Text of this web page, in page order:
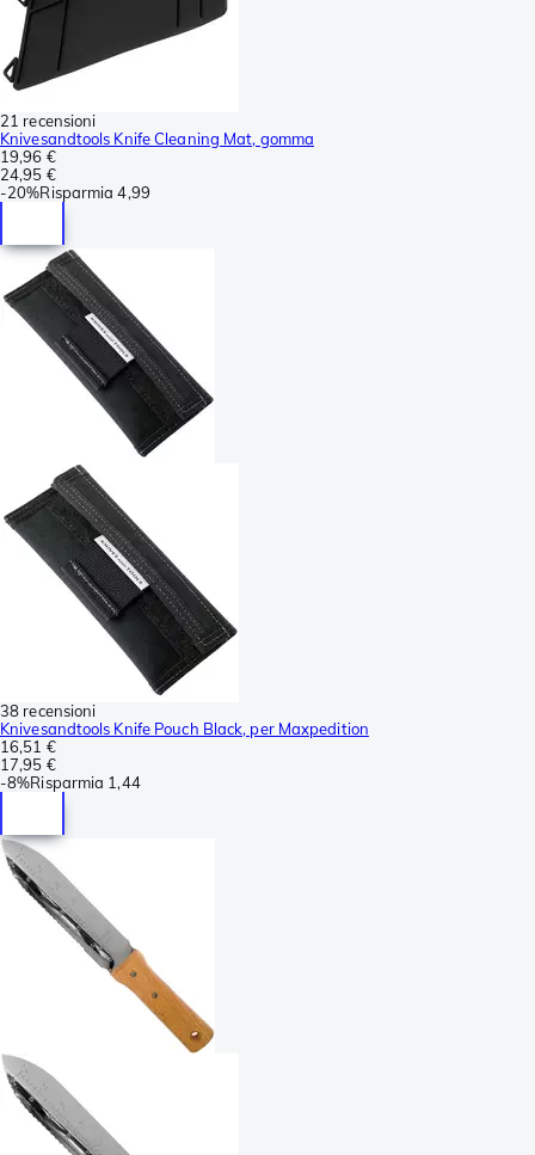
21 recensioni
Knivesandtools Knife Cleaning Mat, gomma
19,96 €
24,95 €
-20%Risparmia 4,99
38 recensioni
Knivesandtools Knife Pouch Black, per Maxpedition
16,51 €
17,95 €
-8%Risparmia 1,44